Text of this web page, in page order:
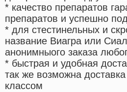
* качество препаратов
препаратов и успешно
* для стестинельных и
название Виагра или
анонимныого заказа
* быстрая и удобная
так же возможна
классом